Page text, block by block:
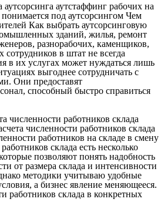
аутстаффинг рабочих на
под аутсорсингом Чем
Как выбрать аутсорсинговую
зданий, жилья, ремонт
разнорабочих, каменщиков,
в штат не всегда
в их услугах может нуждаться лишь
выгоднее сотрудничать с
Они предоставят
способный быстро справиться
численности работников склада
численности работников склада
работников на складе в смену
склада есть несколько
позволяют понять надобность
от размера склада и интенсивности
методики учитываю удобные
а бизнес явление меняющееся.
работников склада в конкретных